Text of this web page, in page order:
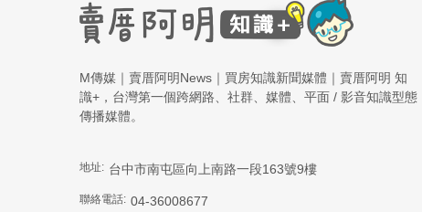
M傳媒｜賣厝阿明News｜買房知識新聞媒體｜賣厝阿明 知
識+，台灣第一個跨網路、社群、媒體、平面 / 影音知識型態
傳播媒體。
地址: 台中市南屯區向上南路一段163號9樓
聯絡電話: 04-36008677